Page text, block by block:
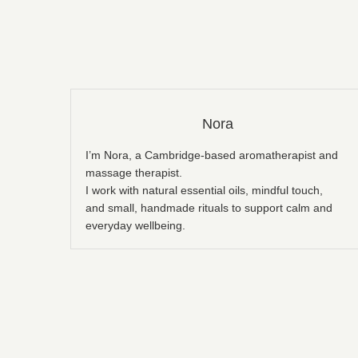
Nora
I’m Nora, a Cambridge-based aromatherapist and
massage therapist.
I work with natural essential oils, mindful touch,
and small, handmade rituals to support calm and
everyday wellbeing.